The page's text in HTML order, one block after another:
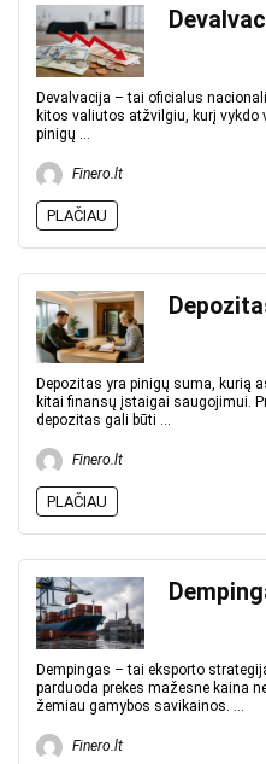
Devalvacija – tai oficialus
kitos valiutos atžvilgiu, kurį vykdo
pinigų ...
Finero.lt
PLAČIAU
Depozitas yra pinigų suma, kurią
kitai finansų įstaigai saugojimui.
depozitas gali būti ...
Finero.lt
PLAČIAU
Dempingas – tai eksporto
parduoda prekes mažesne kaina
žemiau gamybos savikainos. ...
Finero.lt